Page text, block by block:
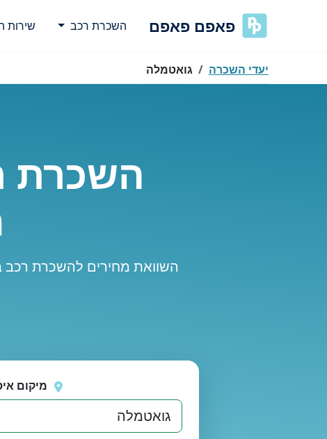
פאפם פאפם השכרת רכב שירות
יעדי השכרה גואטמלה
השכרת
מיקום